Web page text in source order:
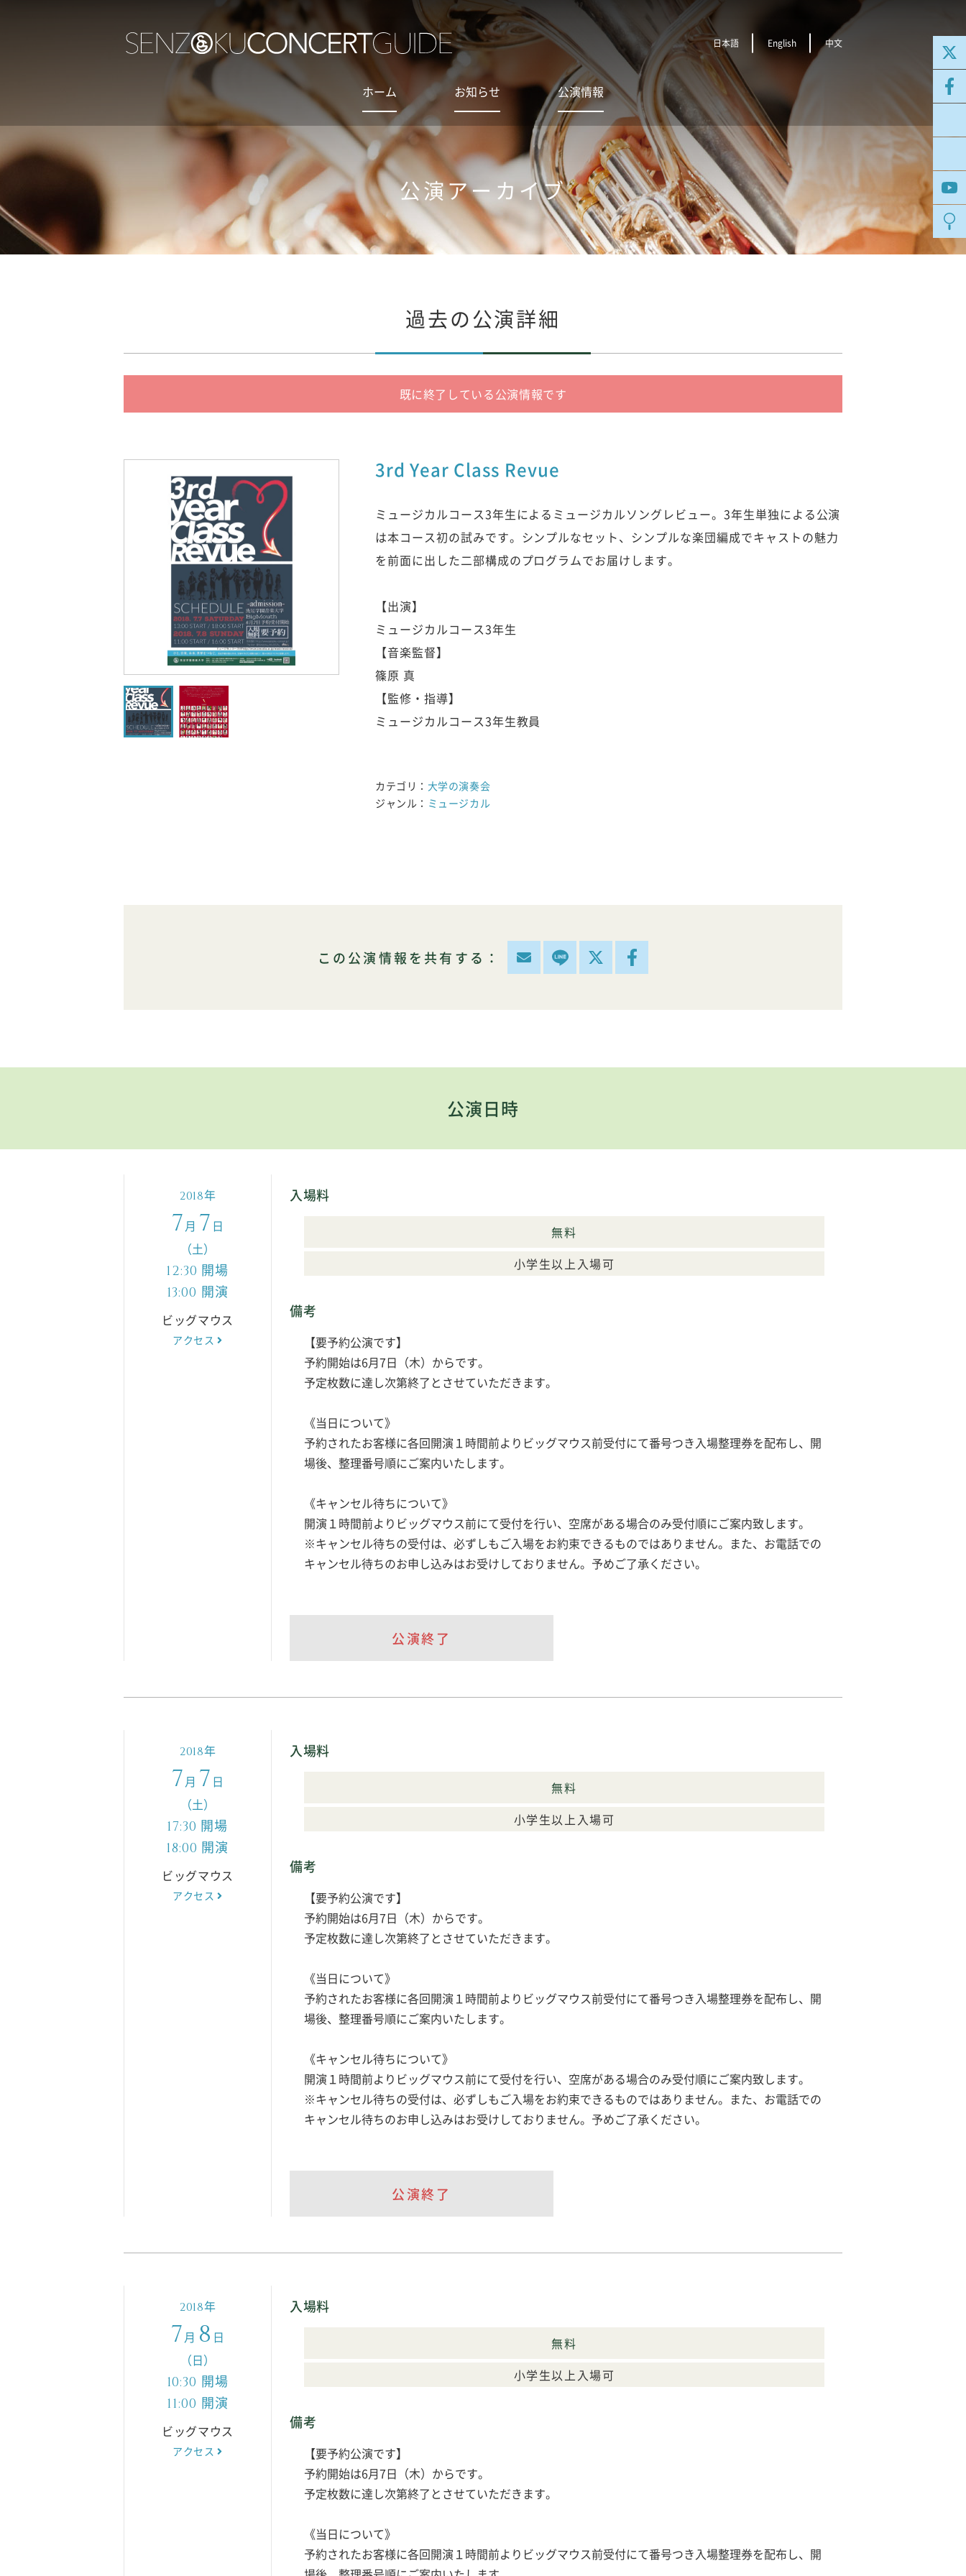
日本語 English 中文
ホーム お知らせ 公演情報
公演アーカイブ
過去の公演詳細
既に終了している公演情報です
3rd Year Class Revue
ミュージカルコース3年生によるミュージカルソングレビュー。3年生単独による公演
は本コース初の試みです。シンプルなセット、シンプルな楽団編成でキャストの魅力
を前面に出した二部構成のプログラムでお届けします。
【出演】
ミュージカルコース3年生
【音楽監督】
篠原 真
【監修・指導】
ミュージカルコース3年生教員
カテゴリ： 大学の演奏会
ジャンル： ミュージカル
この公演情報を共有する：
公演日時
2018年
7月 7 日
（土）
12:30 開場
13:00 開演
ビッグマウス
アクセス
入場料
無料
小学生以上入場可
備考
【要予約公演です】
予約開始は6月7日（木）からです。
予定枚数に達し次第終了とさせていただきます。
《当日について》
予約されたお客様に各回開演１時間前よりビッグマウス前受付にて番号つき入場整理券を配布し、開
場後、整理番号順にご案内いたします。
《キャンセル待ちについて》
開演１時間前よりビッグマウス前にて受付を行い、空席がある場合のみ受付順にご案内致します。
※キャンセル待ちの受付は、必ずしもご入場をお約束できるものではありません。また、お電話での
キャンセル待ちのお申し込みはお受けしておりません。予めご了承ください。
公演終了
2018年
7月 7 日
（土）
17:30 開場
18:00 開演
ビッグマウス
アクセス
入場料
無料
小学生以上入場可
備考
【要予約公演です】
予約開始は6月7日（木）からです。
予定枚数に達し次第終了とさせていただきます。
《当日について》
予約されたお客様に各回開演１時間前よりビッグマウス前受付にて番号つき入場整理券を配布し、開
場後、整理番号順にご案内いたします。
《キャンセル待ちについて》
開演１時間前よりビッグマウス前にて受付を行い、空席がある場合のみ受付順にご案内致します。
※キャンセル待ちの受付は、必ずしもご入場をお約束できるものではありません。また、お電話での
キャンセル待ちのお申し込みはお受けしておりません。予めご了承ください。
公演終了
2018年
7月 8 日
（日）
10:30 開場
11:00 開演
ビッグマウス
アクセス
入場料
無料
小学生以上入場可
備考
【要予約公演です】
予約開始は6月7日（木）からです。
予定枚数に達し次第終了とさせていただきます。
《当日について》
予約されたお客様に各回開演１時間前よりビッグマウス前受付にて番号つき入場整理券を配布し、開